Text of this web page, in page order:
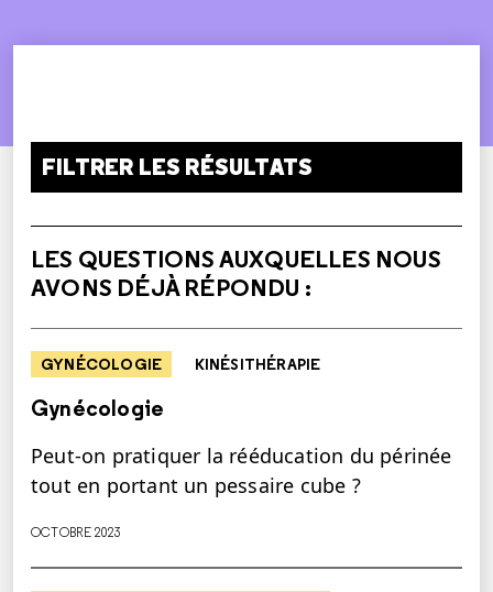
FILTRER LES RÉSULTATS
LES QUESTIONS AUXQUELLES NOUS
AVONS DÉJÀ RÉPONDU :
GYNÉCOLOGIE KINÉSITHÉRAPIE
Gynécologie
Peut-on pratiquer la rééducation du périnée
tout en portant un pessaire cube ?
OCTOBRE 2023